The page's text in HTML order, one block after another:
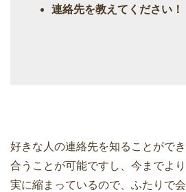
連絡先を教えてください！
好きな人の連絡先を知ることがで
合うことが可能ですし、今までよ
実に縮まっているので、ふたりで